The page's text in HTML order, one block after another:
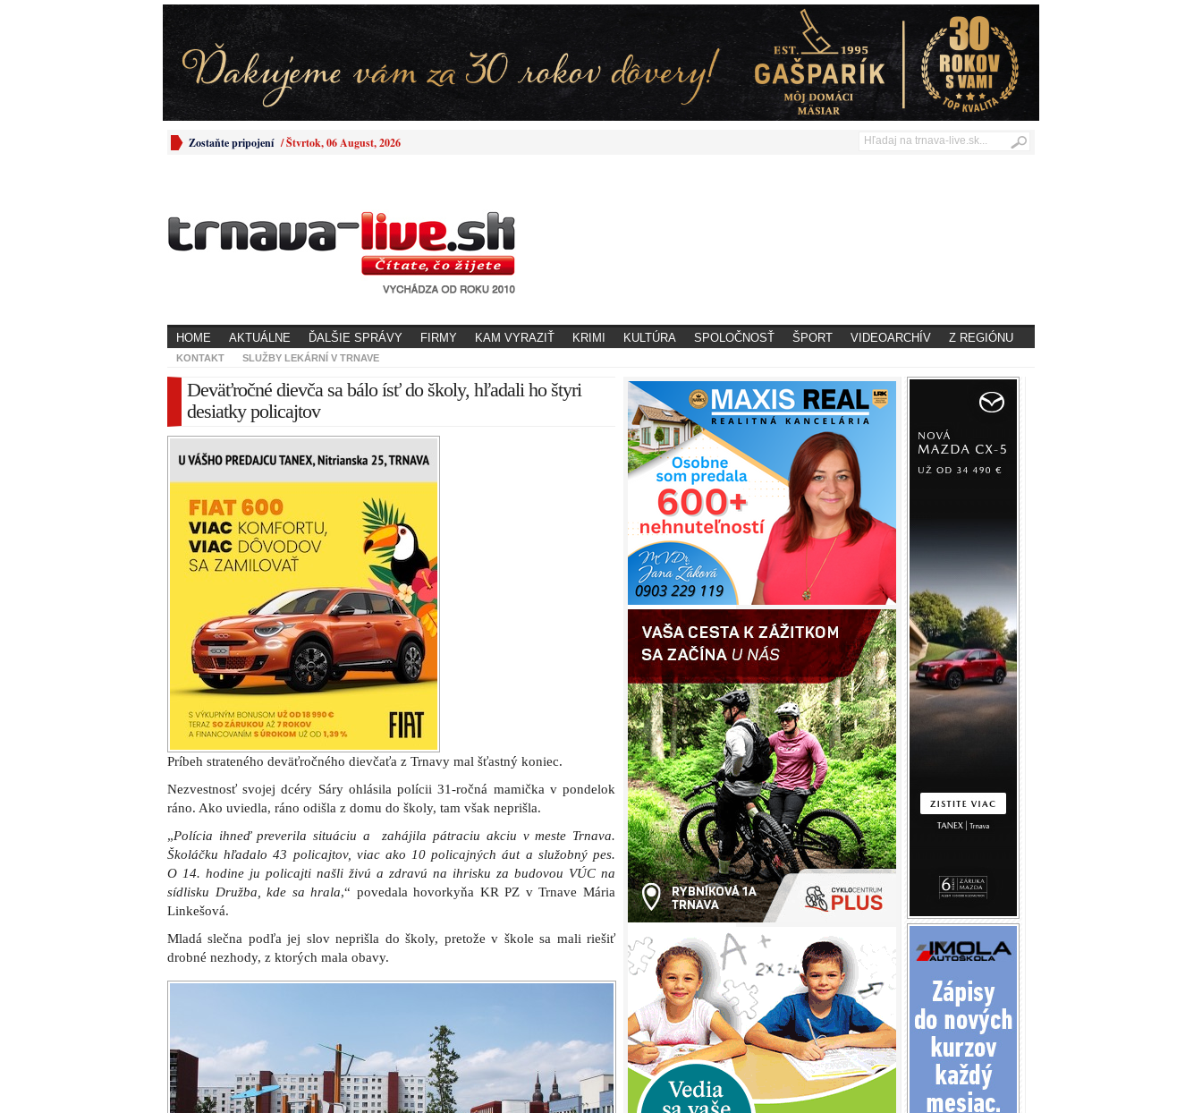
Zostaňte pripojení /Štvrtok, 06 August, 2026
HOME AKTUÁLNE ĎALŠIE SPRÁVY FIRMY KAM VYRAZIŤ KRIMI KULTÚRA SPOLOČNOSŤ ŠPORT VIDEOARCHÍV Z REGIÓNU
KONTAKT SLUŽBY LEKÁRNÍ V TRNAVE
Deväťročné dievča sa bálo ísť do školy, hľadali ho štyri
desiatky policajtov
Príbeh strateného deväťročného dievčaťa z Trnavy mal šťastný koniec.
Nezvestnosť svojej dcéry Sáry ohlásila polícii 31-ročná mamička v pondelok
ráno. Ako uviedla, ráno odišla z domu do školy, tam však neprišla.
„Polícia ihneď preverila situáciu a zahájila pátraciu akciu v meste Trnava.
Školáčku hľadalo 43 policajtov, viac ako 10 policajných áut a služobný pes.
O 14. hodine ju policajti našli živú a zdravú na ihrisku za budovou VÚC na
sídlisku Družba, kde sa hrala,“ povedala hovorkyňa KR PZ v Trnave Mária
Linkešová.
Mladá slečna podľa jej slov neprišla do školy, pretože v škole sa mali riešiť
drobné nezhody, z ktorých mala obavy.